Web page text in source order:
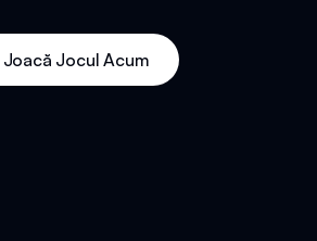
Joacă Jocul Acum